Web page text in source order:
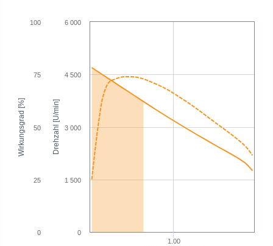
Drehzahl [U/min]
Wirkungsgrad [%]
1.00
0
1 500
3 000
4 500
6 000
0
25
50
75
100